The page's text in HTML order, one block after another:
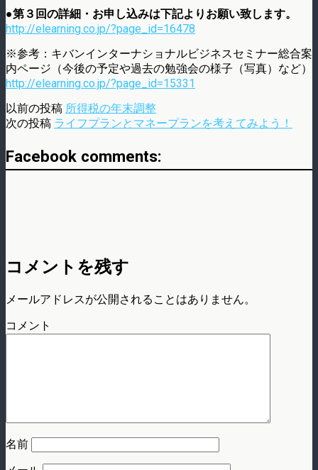
●第３回の詳細・お申し込みは下記よりお願い致します。
http://elearning.co.jp/?page_id=16478
※参考：キバンインターナショナルビジネスセミナー総合案
内ページ（今後の予定や過去の勉強会の様子（写真）など）
http://elearning.co.jp/?page_id=15331
以前の投稿 所得税の年末調整
次の投稿 ライフプランとマネープランを考えてみよう！
Facebook comments:
コメントを残す
メールアドレスが公開されることはありません。
コメント
名前